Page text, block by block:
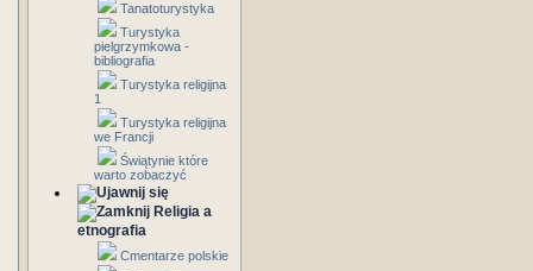
Tanatoturystyka
Turystyka
pielgrzymkowa -
bibliografia
Turystyka religijna
1
Turystyka religijna
we Francji
Świątynie które
warto zobaczyć
Religia a
etnografia
Cmentarze polskie